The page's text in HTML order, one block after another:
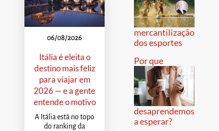
06/08/2026
Itália é eleita o
destino mais feliz
para viajar em
2026 — e a gente
entende o motivo
A Itália está no topo
do ranking da
mercantilização
dos esportes
Por que
desaprendemos
a esperar?